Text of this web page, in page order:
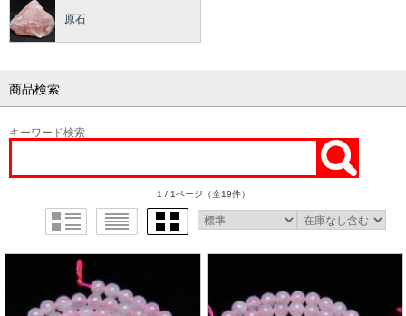
原石
商品検索
キーワード検索
1 / 1ページ （全19件）